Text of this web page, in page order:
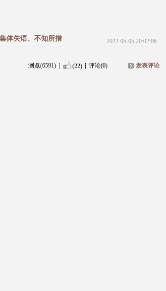
体失语、不知所措 2022-05-05 20:02:06
浏览(6591) (22) 评论(0) 发表评论